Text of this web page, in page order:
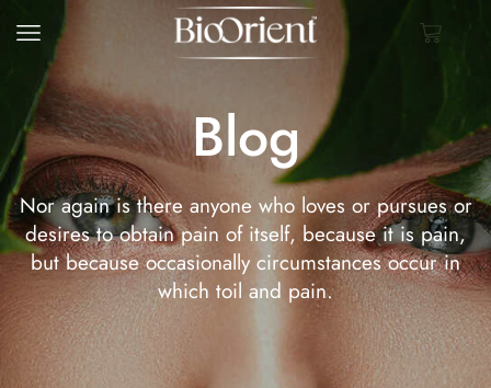
Blog
Nor again is there anyone who loves or pursues or
desires to obtain pain of itself, because it is pain,
but because occasionally circumstances occur in
which toil and pain.